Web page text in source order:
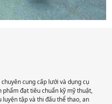
chuyên cung cấp lưới và dụng cụ
phẩm đạt tiêu chuẩn kỹ mỹ thuật,
tập và thi đấu thể thao, an